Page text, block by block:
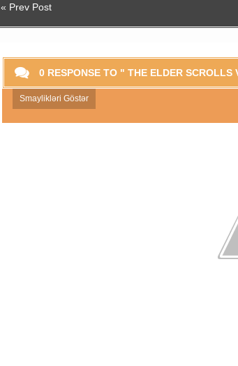
« Prev Post
0 RESPONSE TO " THE ELDER SCROLLS
Smaylikləri Göstər